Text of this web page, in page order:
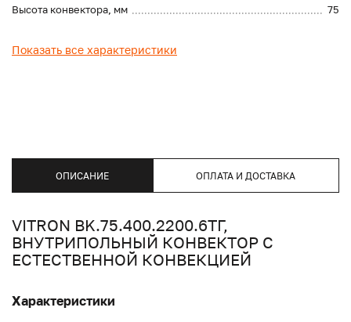
Высота конвектора, мм
75
Показать все характеристики
ОПИСАНИЕ ОПЛАТА И ДОСТАВКА
VITRON BK.75.400.2200.6ТГ,
ВНУТРИПОЛЬНЫЙ КОНВЕКТОР С
ЕСТЕСТВЕННОЙ КОНВЕКЦИЕЙ
Характеристики